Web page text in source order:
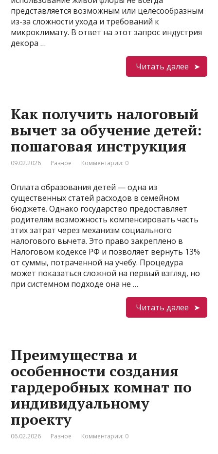
представляется возможным или целесообразным
из-за сложности ухода и требований к
микроклимату. В ответ на этот запрос индустрия
декора …
Читать далее
Как получить налоговый
вычет за обучение детей:
пошаговая инструкция
09.02.2026 Разное Комментарии: 0
Оплата образования детей — одна из
существенных статей расходов в семейном
бюджете. Однако государство предоставляет
родителям возможность компенсировать часть
этих затрат через механизм социального
налогового вычета. Это право закреплено в
Налоговом кодексе РФ и позволяет вернуть 13%
от суммы, потраченной на учебу. Процедура
может показаться сложной на первый взгляд, но
при системном подходе она не …
Читать далее
Преимущества и
особенности создания
гардеробных комнат по
индивидуальному
проекту
06.02.2026 Разное Комментарии: 0